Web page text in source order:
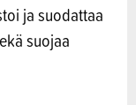
ja suodattaa
suojaa